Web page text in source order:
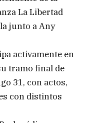
La Libertad
junto a Any
activamente en
tramo final de
31, con actos,
con distintos